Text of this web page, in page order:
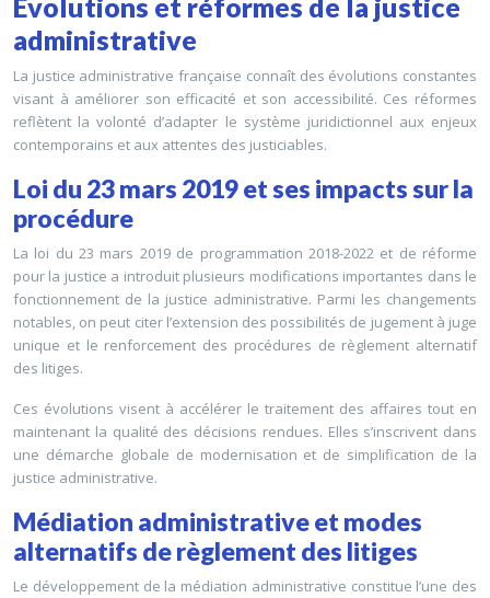
Évolutions et réformes de la justice
administrative
La justice administrative française connaît des évolutions constantes
visant à améliorer son efficacité et son accessibilité. Ces réformes
reflètent la volonté d’adapter le système juridictionnel aux enjeux
contemporains et aux attentes des justiciables.
Loi du 23 mars 2019 et ses impacts sur la
procédure
La loi du 23 mars 2019 de programmation 2018-2022 et de réforme
pour la justice a introduit plusieurs modifications importantes dans le
fonctionnement de la justice administrative. Parmi les changements
notables, on peut citer l’extension des possibilités de jugement à juge
unique et le renforcement des procédures de règlement alternatif
des litiges.
Ces évolutions visent à accélérer le traitement des affaires tout en
maintenant la qualité des décisions rendues. Elles s’inscrivent dans
une démarche globale de modernisation et de simplification de la
justice administrative.
Médiation administrative et modes
alternatifs de règlement des litiges
Le développement de la médiation administrative constitue l’une des